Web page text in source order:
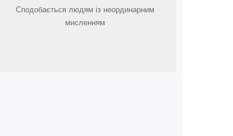
Сподобається людям із неординарним
мисленням